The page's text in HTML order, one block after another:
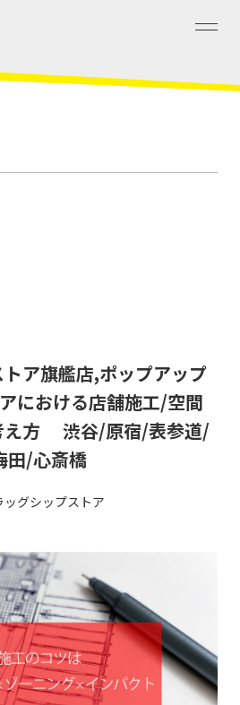
ア旗艦店,ポップアップ
における店舗施工/空間
え方 渋谷/原宿/表参道/
田/心斎橋
ッグシップストア